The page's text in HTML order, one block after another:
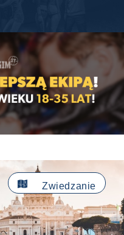
Zwiedzanie
